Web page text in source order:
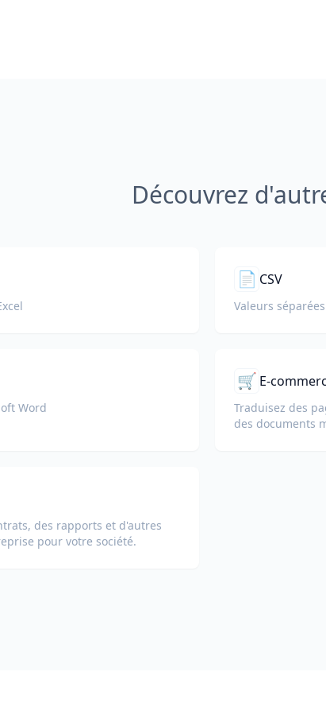
Découvrez
📄 CSV
Valeurs
Word
🛒 E-
Traduisez des
des documents
des rapports et d'autres
pour votre société.